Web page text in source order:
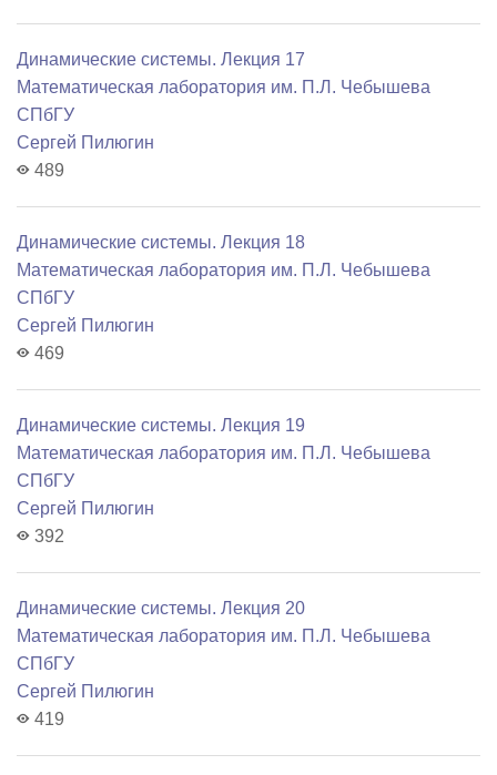
Динамические системы. Лекция 17
Математичеcкая лаборатория им. П.Л. Чебышева
СПбГУ
Сергей Пилюгин
489
Динамические системы. Лекция 18
Математичеcкая лаборатория им. П.Л. Чебышева
СПбГУ
Сергей Пилюгин
469
Динамические системы. Лекция 19
Математичеcкая лаборатория им. П.Л. Чебышева
СПбГУ
Сергей Пилюгин
392
Динамические системы. Лекция 20
Математичеcкая лаборатория им. П.Л. Чебышева
СПбГУ
Сергей Пилюгин
419